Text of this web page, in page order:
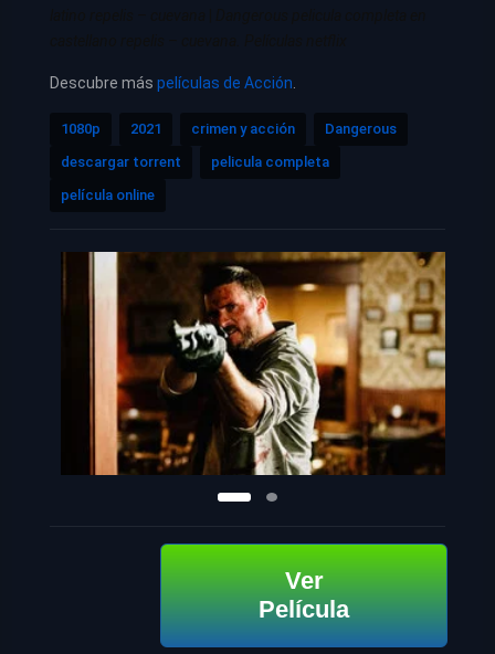
Descubre más películas de Acción
1080p 2021 crimen y acción
Dangerous
descargar torrent
pelicula completa
película online
Ver
Película